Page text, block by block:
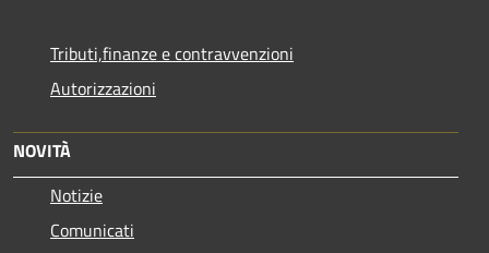
Tributi,finanze e contravvenzioni
Autorizzazioni
NOVITÀ
Notizie
Comunicati